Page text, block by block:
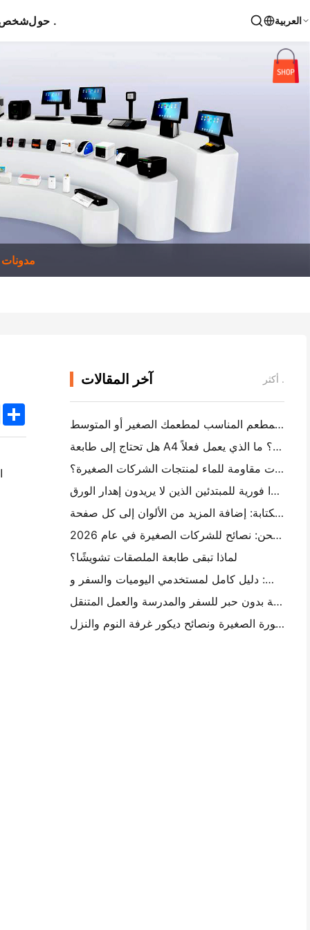
شخص حول . العربية
مدونات
TwitterShare
آخر المقالات أكثر .
كيفية اختيار برنامج المطعم المناسب لمطعمك الصغير أو المتوسط
هل تحتاج إلى طابعة A4 محمولة لفواتير المستودع؟ ما الذي يعمل فعلاً
هل يمكن لطابعات العلامات الحرارية جعل العلامات مقاومة للماء لمنتجات الشركات الصغيرة؟
أفضل كاميرا فورية للمبتدئين الذين لا يريدون إهدار الورق
أفضل صانع ملصقات الألوان للكتابة والكتابة: إضافة المزيد من الألوان إلى كل صفحة
الكتابة اليدوية مقابل طباعة علامات الشحن: نصائح للشركات الصغيرة في عام 2026
لماذا تبقى طابعة الملصقات تشويشًا؟
كيفية اختيار طابعة صور جيب: دليل كامل لمستخدمي اليوميات والسفر و iPhone
أفضل طابعة محمولة بدون حبر للسفر والمدرسة والعمل المتنقل: Hanin MT620 Pro Review
أفكار تصميم جدار الصورة الصغيرة ونصائح ديكور غرفة النوم والنزل